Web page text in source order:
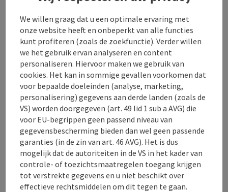
De accommodatie SG Apartment, gelegen in
Freistadt, ligt op 41 km van Design Center Linz en 41
km van Casino Linz. Het biedt gratis WiFi en een
keuken. Kasteel Krumau ligt op 48 km van de
accommodatie SG Apartment, terwijl Stuwmeer Lipno
op 35 km afstand ligt. De dichtstbijzijnde luchthaven
is Luchthaven Linz, op 53 km van de accommodatie SG
Apartment.
Contact
Algemene informatie
We willen graag dat u een optimale ervaring met
onze website heeft en onbeperkt van alle functies
kunt profiteren (zoals de zoekfunctie). Verder willen
we het gebruik ervan analyseren en content
personaliseren. Hiervoor maken we gebruik van
cookies. Het kan in sommige gevallen voorkomen dat
voor bepaalde doeleinden (analyse, marketing,
personalisering) gegevens aan derde landen (zoals de
VS) worden doorgegeven (art. 49 lid 1 sub a AVG) die
voor EU-begrippen geen passend niveau van
gegevensbescherming bieden dan wel geen passende
garanties (in de zin van art. 46 AVG). Het is dus
mogelijk dat de autoriteiten in de VS in het kader van
controle- of toezichtsmaatregelen toegang krijgen
tot verstrekte gegevens en u niet beschikt over
effectieve rechtsmiddelen om dit tegen te gaan.